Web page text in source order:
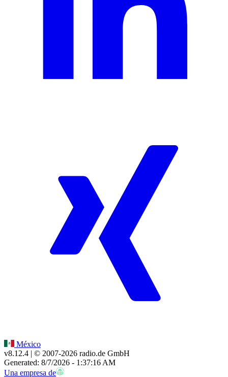
México
v8.12.4 | © 2007-2026 radio.de GmbH
Generated: 8/7/2026 - 1:37:16 AM
Una empresa de